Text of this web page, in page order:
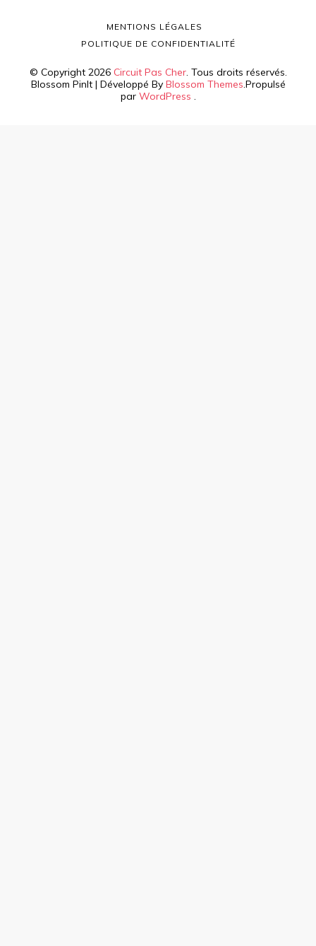
© Copyright 2026 Circuit Pas Cher. Tous droits réservés.
Blossom PinIt | Développé By Blossom Themes.Propulsé
par WordPress .
MENTIONS LÉGALES
POLITIQUE DE CONFIDENTIALITÉ